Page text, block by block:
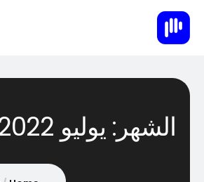
الشهر: يوليو 2022